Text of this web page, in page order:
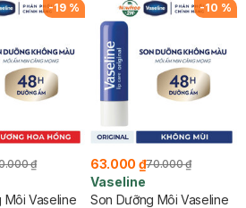
-19 %
₫
Môi Vaseline
-10 %
63.000 ₫70.000 ₫
Vaseline
Son Dưỡng Môi Vaseline